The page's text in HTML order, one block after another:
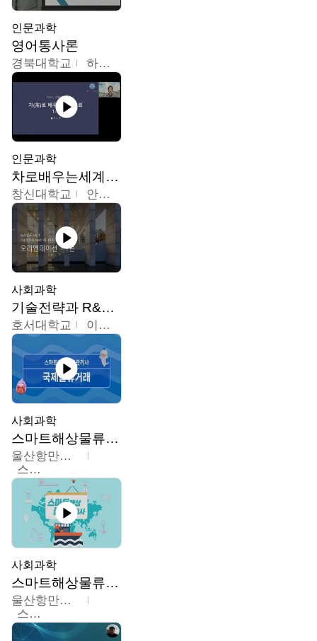
인문과학
영어통사론
경북대학교 하승완
인문과학
차로배우는세계문화
창신대학교 안소영
사회과학
기술전략과 R&D기획
호서대학교 이원희
사회과학
스마트해상물류관리사 교육과정
울산항만공사
스마트해상물류관리사 교육위원회
사회과학
스마트해상물류관리사 교육과정2
울산항만공사
스마트해상물류관리사 교육위원회